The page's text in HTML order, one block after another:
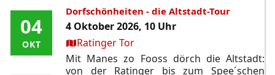
04
OKT
04
OKT
Dorfschönheiten - die Altstadt-Tour
4 Oktober 2026, 10 Uhr
Ort:Ratinger Tor
Mit Manes zo Fooss dörch die Altstadt:
von der Ratinger bis zum Spee´schen